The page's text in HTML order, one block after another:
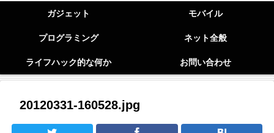
ガジェット モバイル
プログラミング ネット全般
ライフハック的な何か お問い合わせ
20120331-160528.jpg